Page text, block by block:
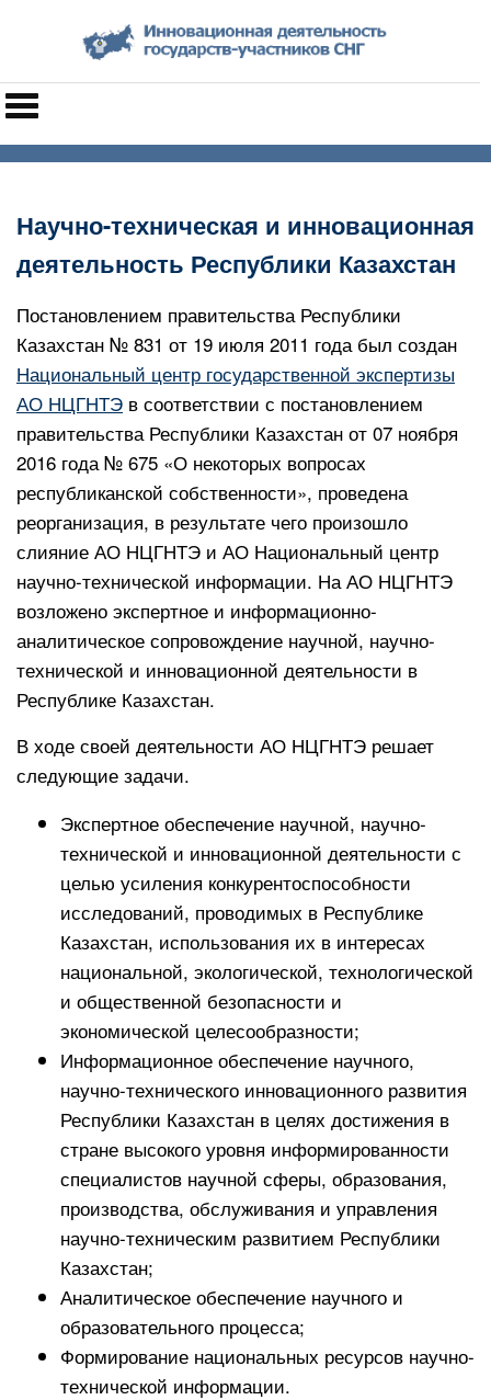
Научно-техническая и инновационная
деятельность Республики Казахстан
Постановлением правительства Республики
Казахстан № 831 от 19 июля 2011 года был создан
Национальный центр государственной экспертизы
АО НЦГНТЭ в соответствии с постановлением
правительства Республики Казахстан от 07 ноября
2016 года № 675 «О некоторых вопросах
республиканской собственности», проведена
реорганизация, в результате чего произошло
слияние АО НЦГНТЭ и АО Национальный центр
научно-технической информации. На АО НЦГНТЭ
возложено экспертное и информационно-
аналитическое сопровождение научной, научно-
технической и инновационной деятельности в
Республике Казахстан.
В ходе своей деятельности АО НЦГНТЭ решает
следующие задачи.
Экспертное обеспечение научной, научно-
технической и инновационной деятельности с
целью усиления конкурентоспособности
исследований, проводимых в Республике
Казахстан, использования их в интересах
национальной, экологической, технологической
и общественной безопасности и
экономической целесообразности;
Информационное обеспечение научного,
научно-технического инновационного развития
Республики Казахстан в целях достижения в
стране высокого уровня информированности
специалистов научной сферы, образования,
производства, обслуживания и управления
научно-техническим развитием Республики
Казахстан;
Аналитическое обеспечение научного и
образовательного процесса;
Формирование национальных ресурсов научно-
технической информации.